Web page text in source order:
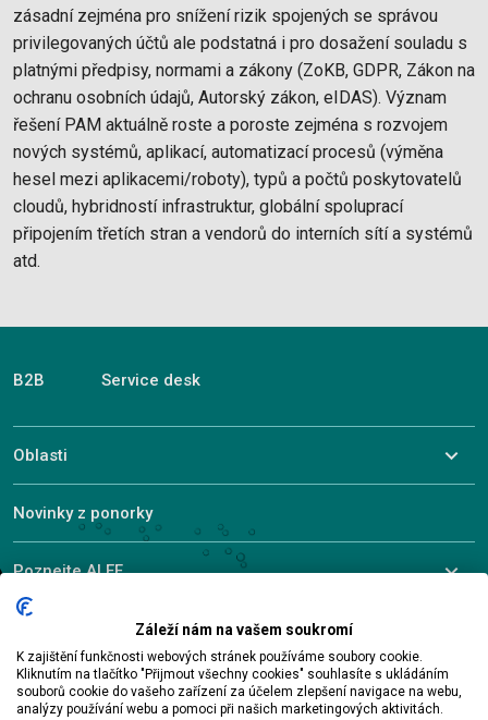
zásadní zejména pro snížení rizik spojených se správou
privilegovaných účtů ale podstatná i pro dosažení souladu s
platnými předpisy, normami a zákony (ZoKB, GDPR, Zákon na
ochranu osobních údajů, Autorský zákon, eIDAS). Význam
řešení PAM aktuálně roste a poroste zejména s rozvojem
nových systémů, aplikací, automatizací procesů (výměna
hesel mezi aplikacemi/roboty), typů a počtů poskytovatelů
cloudů, hybridností infrastruktur, globální spoluprací
připojením třetích stran a vendorů do interních sítí a systémů
atd.
B2B Service desk
Oblasti
Novinky z ponorky
Poznejte ALEF
© 2026 ALEF Group. All rights reserved
Záleží nám na vašem soukromí
K zajištění funkčnosti webových stránek používáme soubory cookie.
Kliknutím na tlačítko "Přijmout všechny cookies" souhlasíte s ukládáním
souborů cookie do vašeho zařízení za účelem zlepšení navigace na webu,
analýzy používání webu a pomoci při našich marketingových aktivitách.